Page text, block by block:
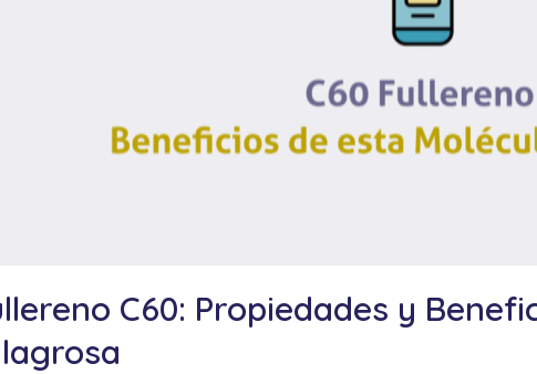
C60: Propiedades y